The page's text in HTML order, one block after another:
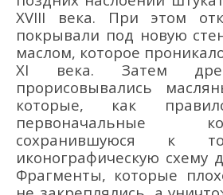
XVIII века. При этом
покрывали под новую
маслом, которое
XI века. Затем
прорисовывались
которые, как
первоначальные
сохранившуюся к
иконографическую схему
Фрагменты, которые